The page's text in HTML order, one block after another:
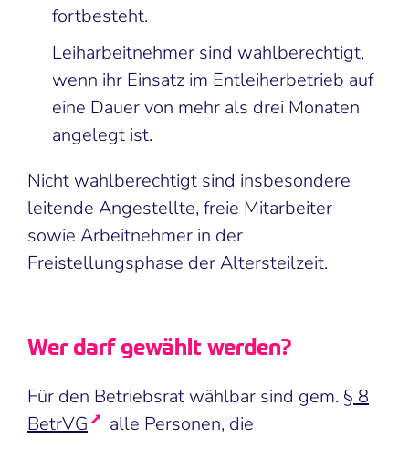
fortbesteht.
Leiharbeitnehmer sind wahlberechtigt,
wenn ihr Einsatz im Entleiherbetrieb auf
eine Dauer von mehr als drei Monaten
angelegt ist.
Nicht wahlberechtigt sind insbesondere
leitende Angestellte, freie Mitarbeiter
sowie Arbeitnehmer in der
Freistellungsphase der Altersteilzeit.
Wer darf gewählt werden?
Für den Betriebsrat wählbar sind gem. § 8
BetrVG
alle Personen, die